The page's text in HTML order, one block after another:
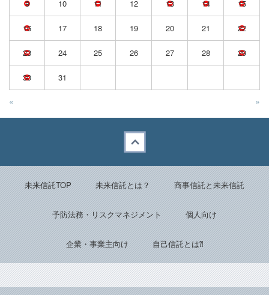
9 10 11 12 13 14 15
16 17 18 19 20 21 22
23 24 25 26 27 28 29
30 31
« »
未来信託TOP 未来信託とは？ 商事信託と未来信託
予防法務・リスクマネジメント 個人向け
企業・事業主向け 自己信託とは⁈
Back to top